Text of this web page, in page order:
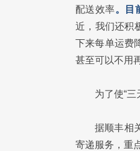
配送效率。目
近，我们还积
下来每单运费
甚至可以不用
为了使“
据顺丰相
寄递服务，重